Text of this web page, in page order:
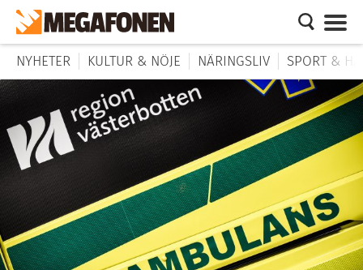
NYHETER KULTUR & NÖJE NÄRINGSLIV SPORT &